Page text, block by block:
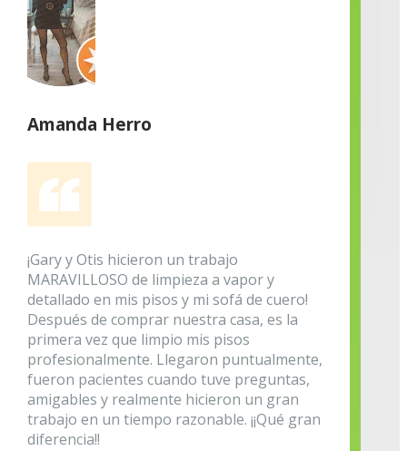
Amanda Herro
¡Gary y Otis hicieron un trabajo
MARAVILLOSO de limpieza a vapor y
detallado en mis pisos y mi sofá de cuero!
Después de comprar nuestra casa, es la
primera vez que limpio mis pisos
profesionalmente. Llegaron puntualmente,
fueron pacientes cuando tuve preguntas,
amigables y realmente hicieron un gran
trabajo en un tiempo razonable. ¡¡Qué gran
diferencia!!